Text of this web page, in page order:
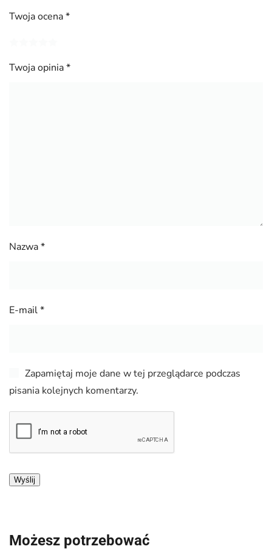
Twoja ocena*
Twoja opinia*
Nazwa*
E-mail*
Zapamiętaj moje dane w tej przeglądarce podczas
pisania kolejnych komentarzy.
Możesz potrzebować